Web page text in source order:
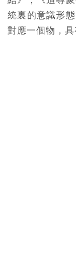
統裏的意識形
對應一個物，